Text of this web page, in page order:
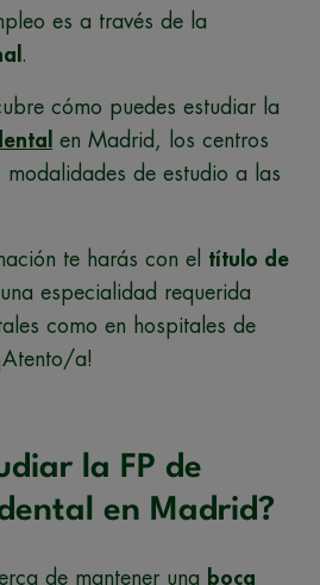
es a través de la
.
cómo puedes estudiar la
en Madrid, los centros
de estudio a las
te harás con el título de
especialidad requerida
como en hospitales de
a!
la FP de
en Madrid?
de mantener una boca